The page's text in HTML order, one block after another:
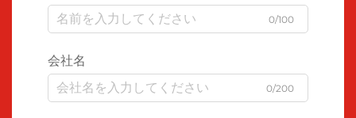
0/100
会社名
0/200